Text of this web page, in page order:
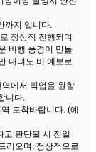
까지 입니다.
정상적 진행되며
비행 풍경이 만들
내려도 비 예보로
에서 픽업을 원할
니다.
도착바랍니다. (예
고 판단될 시 전일
리오며, 정상적으로